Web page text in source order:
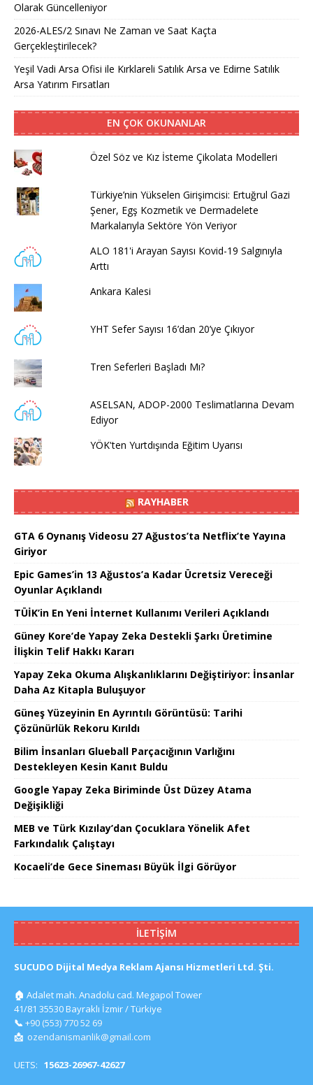
Olarak Güncelleniyor
2026-ALES/2 Sınavı Ne Zaman ve Saat Kaçta
Gerçekleştirilecek?
Yeşil Vadi Arsa Ofisi ile Kırklareli Satılık Arsa ve Edirne Satılık
Arsa Yatırım Fırsatları
EN ÇOK OKUNANLAR
Özel Söz ve Kız İsteme Çikolata Modelleri
Türkiye’nin Yükselen Girişimcisi: Ertuğrul Gazi
Şener, Egş Kozmetik ve Dermadelete
Markalarıyla Sektöre Yön Veriyor
ALO 181'i Arayan Sayısı Kovid-19 Salgınıyla
Arttı
Ankara Kalesi
YHT Sefer Sayısı 16’dan 20’ye Çıkıyor
Tren Seferleri Başladı Mı?
ASELSAN, ADOP-2000 Teslimatlarına Devam
Ediyor
YÖK'ten Yurtdışında Eğitim Uyarısı
RAYHABER
GTA 6 Oynanış Videosu 27 Ağustos’ta Netflix’te Yayına
Giriyor
Epic Games’in 13 Ağustos’a Kadar Ücretsiz Vereceği
Oyunlar Açıklandı
TÜİK’in En Yeni İnternet Kullanımı Verileri Açıklandı
Güney Kore’de Yapay Zeka Destekli Şarkı Üretimine
İlişkin Telif Hakkı Kararı
Yapay Zeka Okuma Alışkanlıklarını Değiştiriyor: İnsanlar
Daha Az Kitapla Buluşuyor
Güneş Yüzeyinin En Ayrıntılı Görüntüsü: Tarihi
Çözünürlük Rekoru Kırıldı
Bilim İnsanları Glueball Parçacığının Varlığını
Destekleyen Kesin Kanıt Buldu
Google Yapay Zeka Biriminde Üst Düzey Atama
Değişikliği
MEB ve Türk Kızılay’dan Çocuklara Yönelik Afet
Farkındalık Çalıştayı
Kocaeli’de Gece Sineması Büyük İlgi Görüyor
İLETIŞIM
SUCUDO Dijital Medya Reklam Ajansı Hizmetleri Ltd. Şti.
🏠 Adalet mah. Anadolu cad. Megapol Tower
41/81 35530 Bayraklı İzmir / Türkiye
📞 +90 (553) 770 52 69
📩 ozendanismanlik@gmail.com
UETS: 15623-26967-42627